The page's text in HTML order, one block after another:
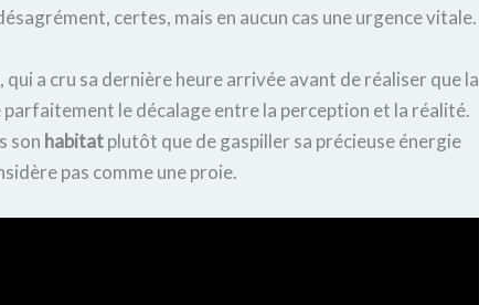
certes, mais en aucun cas une urgence vitale.
qui a cru sa dernière heure arrivée avant de réaliser que la
le décalage entre la perception et la réalité.
son habitatplutôt que de gaspiller sa précieuse énergie
pas comme une proie.